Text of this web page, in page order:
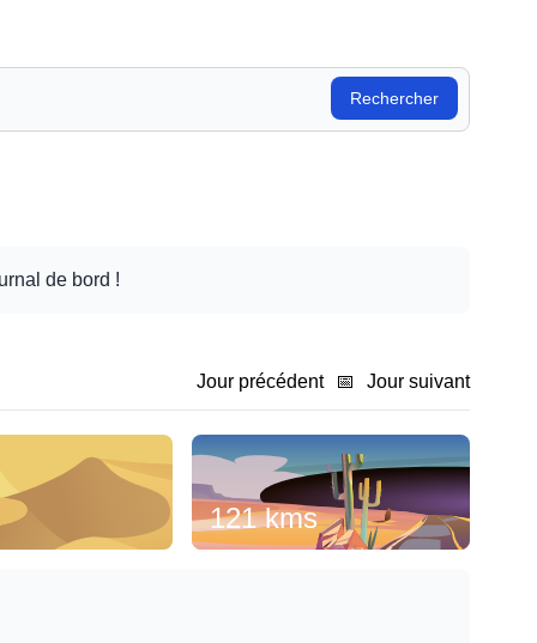
Rechercher
de bord !
Jour suivant
📅
Jour précédent
121 kms